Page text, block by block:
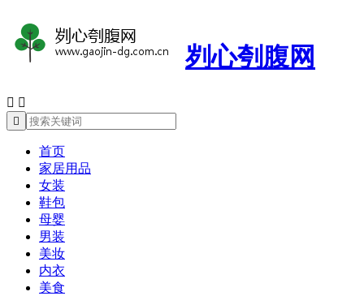
刿心刳腹网
 

首页
家居用品
女装
鞋包
母婴
男装
美妆
内衣
美食